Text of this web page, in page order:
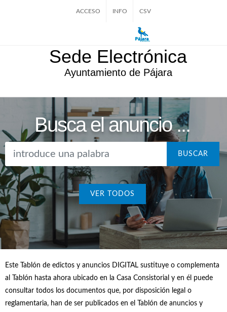
ACCESO INFO CSV
Sede Electrónica
Ayuntamiento de Pájara
Busca el anuncio ...
BUSCAR
VER TODOS
Este Tablón de edictos y anuncios DIGITAL sustituye o complementa
al Tablón hasta ahora ubicado en la Casa Consistorial y en él puede
consultar todos los documentos que, por disposición legal o
reglamentaria, han de ser publicados en el Tablón de anuncios y